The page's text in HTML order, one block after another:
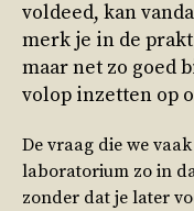
voldeed, kan
merk je in de
maar net zo goed
volop inzetten op
De vraag die we
laboratorium zo in
zonder dat je later